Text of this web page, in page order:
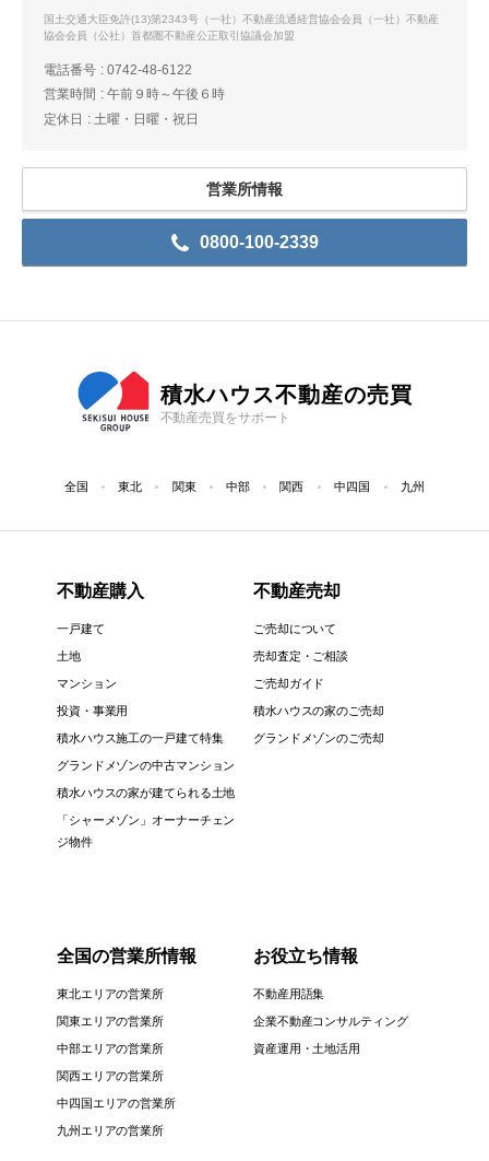
国土交通大臣免許(13)第2343号（一社）不動産流通経営協会会員（一社）不動産
協会会員（公社）首都圏不動産公正取引協議会加盟
0800-100-2339
電話番号
0742-48-6122
営業時間
午前９時～午後６時
定休日
土曜・日曜・祝日
営業所情報
積水ハウス不動産の売買
不動産売買をサポート
全国 東北 関東 中部 関西 中四国 九州
不動産購入
一戸建て
土地
マンション
投資・事業用
積水ハウス施工の一戸建て特集
グランドメゾンの中古マンション
積水ハウスの家が建てられる土地
「シャーメゾン」オーナーチェン
ジ物件
不動産売却
ご売却について
売却査定・ご相談
ご売却ガイド
積水ハウスの家のご売却
グランドメゾンのご売却
全国の営業所情報
東北エリアの営業所
関東エリアの営業所
中部エリアの営業所
関西エリアの営業所
中四国エリアの営業所
九州エリアの営業所
お役立ち情報
不動産用語集
企業不動産コンサルティング
資産運用・土地活用